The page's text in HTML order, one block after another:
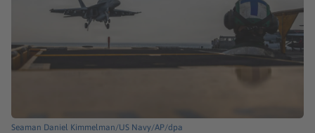
Seaman Daniel Kimmelman/US Navy/AP/dpa